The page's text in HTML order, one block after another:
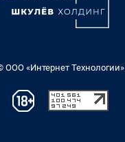
ООО «Интернет Технологии»